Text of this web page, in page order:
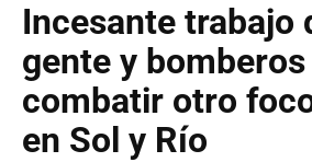
Incesante trabajo
gente y bomberos
combatir otro
en Sol y Río